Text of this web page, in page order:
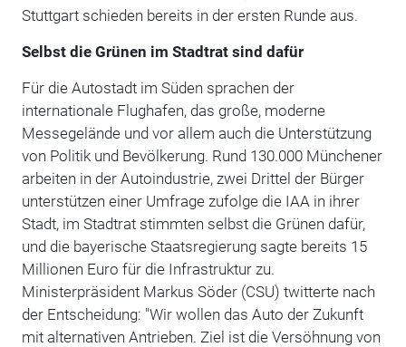
Stuttgart schieden bereits in der ersten Runde aus.
Selbst die Grünen im Stadtrat sind dafür
Für die Autostadt im Süden sprachen der
internationale Flughafen, das große, moderne
Messegelände und vor allem auch die Unterstützung
von Politik und Bevölkerung. Rund 130.000 Münchener
arbeiten in der Autoindustrie, zwei Drittel der Bürger
unterstützen einer Umfrage zufolge die IAA in ihrer
Stadt, im Stadtrat stimmten selbst die Grünen dafür,
und die bayerische Staatsregierung sagte bereits 15
Millionen Euro für die Infrastruktur zu.
Ministerpräsident Markus Söder (CSU) twitterte nach
der Entscheidung: "Wir wollen das Auto der Zukunft
mit alternativen Antrieben. Ziel ist die Versöhnung von